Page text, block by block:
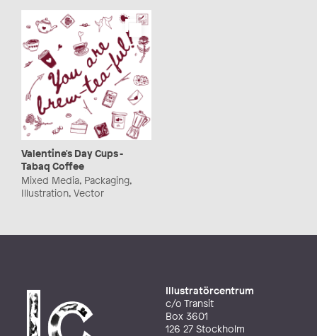
Valentine's Day Cups -
Tabaq Coffee
Mixed Media, Packaging,
Illustration, Vector
Illustratörcentrum
c/o Transit
Box 3601
126 27 Stockholm